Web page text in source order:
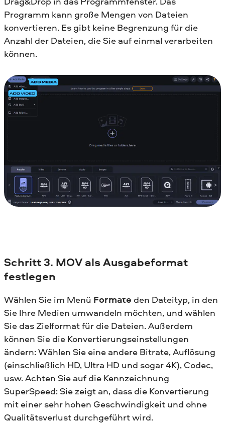
Programm kann große Mengen von Dateien
konvertieren. Es gibt keine Begrenzung für die
Anzahl der Dateien, die Sie auf einmal verarbeiten
können.
Schritt 3. MOV als Ausgabeformat
festlegen
Wählen Sie im Menü Formate den Dateityp, in den
Sie Ihre Medien umwandeln möchten, und wählen
Sie das Zielformat für die Dateien. Außerdem
können Sie die Konvertierungseinstellungen
ändern: Wählen Sie eine andere Bitrate, Auflösung
(einschließlich HD, Ultra HD und sogar 4K), Codec,
usw. Achten Sie auf die Kennzeichnung
SuperSpeed: Sie zeigt an, dass die Konvertierung
mit einer sehr hohen Geschwindigkeit und ohne
Qualitätsverlust durchgeführt wird.